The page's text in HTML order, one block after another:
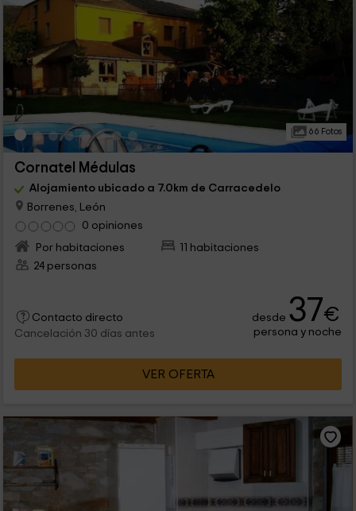
66 Fotos
Cornatel Médulas
Alojamiento ubicado a 7.0km de Carracedelo
Borrenes, León
0 opiniones
Por habitaciones
11 habitaciones
24 personas
Contacto directo
Cancelación 30 días antes
desde 37€
persona y noche
VER OFERTA